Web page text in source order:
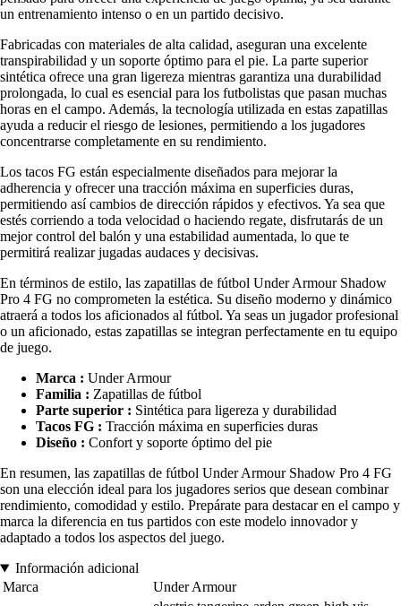
un entrenamiento intenso o en un partido decisivo.
Fabricadas con materiales de alta calidad, aseguran una excelente
transpirabilidad y un soporte óptimo para el pie. La parte superior
sintética ofrece una gran ligereza mientras garantiza una durabilidad
prolongada, lo cual es esencial para los futbolistas que pasan muchas
horas en el campo. Además, la tecnología utilizada en estas zapatillas
ayuda a reducir el riesgo de lesiones, permitiendo a los jugadores
concentrarse completamente en su rendimiento.
Los tacos FG están especialmente diseñados para mejorar la
adherencia y ofrecer una tracción máxima en superficies duras,
permitiendo así cambios de dirección rápidos y efectivos. Ya sea que
estés corriendo a toda velocidad o haciendo regate, disfrutarás de un
mejor control del balón y una estabilidad aumentada, lo que te
permitirá realizar jugadas audaces y decisivas.
En términos de estilo, las zapatillas de fútbol Under Armour Shadow
Pro 4 FG no comprometen la estética. Su diseño moderno y dinámico
atraerá a todos los aficionados al fútbol. Ya seas un jugador profesional
o un aficionado, estas zapatillas se integran perfectamente en tu equipo
de juego.
Marca : Under Armour
Familia : Zapatillas de fútbol
Parte superior : Sintética para ligereza y durabilidad
Tacos FG : Tracción máxima en superficies duras
Diseño : Confort y soporte óptimo del pie
En resumen, las zapatillas de fútbol Under Armour Shadow Pro 4 FG
son una elección ideal para los jugadores serios que desean combinar
rendimiento, comodidad y estilo. Prepárate para destacar en el campo y
marca la diferencia en tus partidos con este modelo innovador y
adaptado a todos los aspectos del juego.
Información adicional
Marca
Under Armour